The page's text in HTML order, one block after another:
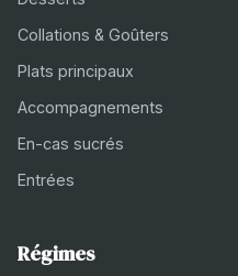
Collations & Goûters
Plats principaux
Accompagnements
En-cas sucrés
Entrées
Régimes